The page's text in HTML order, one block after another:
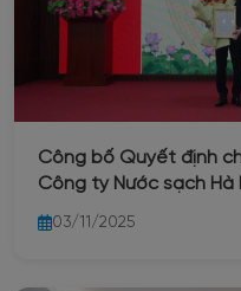
Công bố Quyết định
Công ty Nước sạch Hà
03/11/2025